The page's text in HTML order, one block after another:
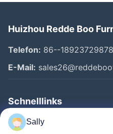
Huizhou Redde Boo
Telefon: 86--18923729878
E-Mail:
Schnelllinks
Startseite
Sally